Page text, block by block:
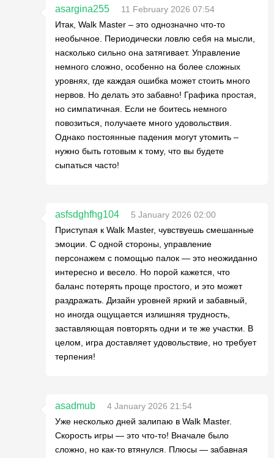
asargina255
11 February 2026 07:54
Итак, Walk Master – это однозначно что-то
необычное. Периодически ловлю себя на мысли,
насколько сильно она затягивает. Управление
немного сложно, особенно на более сложных
уровнях, где каждая ошибка может стоить много
нервов. Но делать это забавно! Графика простая,
но симпатичная. Если не боитесь немного
повозиться, получаете много удовольствия.
Однако постоянные падения могут утомить –
нужно быть готовым к тому, что вы будете
сыпаться часто!
asfsdghfhg104
5 January 2026 02:00
Приступая к Walk Master, чувствуешь смешанные
эмоции. С одной стороны, управление
персонажем с помощью палок — это неожиданно
интересно и весело. Но порой кажется, что
баланс потерять проще простого, и это может
раздражать. Дизайн уровней яркий и забавный,
но иногда ощущается излишняя трудность,
заставляющая повторять одни и те же участки. В
целом, игра доставляет удовольствие, но требует
терпения!
asadmub
4 January 2026 21:54
Уже несколько дней залипаю в Walk Master.
Скорость игры — это что-то! Вначале было
сложно, но как-то втянулся. Плюсы — забавная